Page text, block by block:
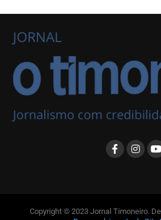
Copyright © 2023 Jornal Timoneiro.